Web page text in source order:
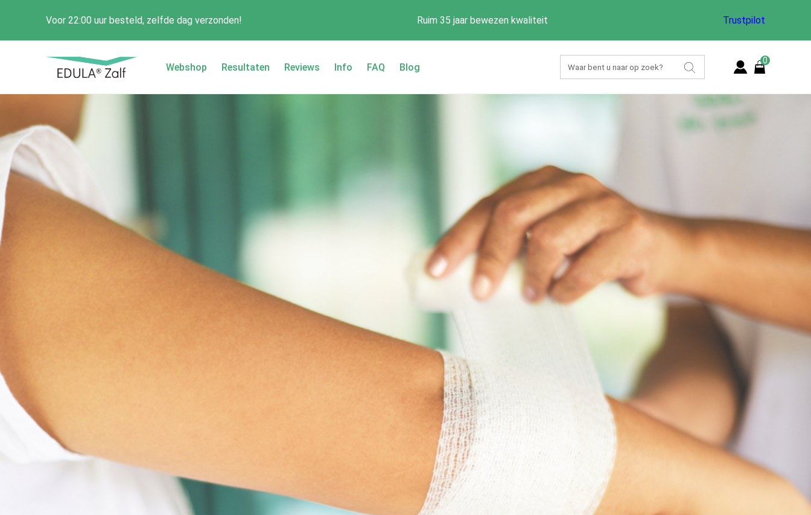
Voor 22:00 uur besteld, zelfde dag verzonden! Ruim 35 jaar bewezen kwaliteit Trustpilot
Webshop Resultaten Reviews Info FAQ Blog
0